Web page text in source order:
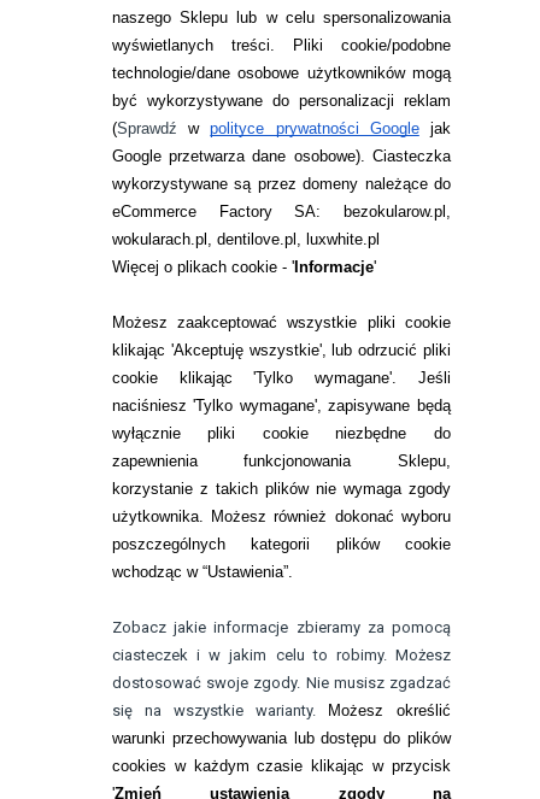
naszego Sklepu lub w celu spersonalizowania
wyświetlanych treści.
Pliki cookie/podobne
technologie/dane osobowe użytkowników mogą
być wykorzystywane do personalizacji reklam
(Sprawdźwpolityce prywatności Googlejak
Google przetwarza dane osobowe). Ciasteczka
wykorzystywane są przez domeny należące do
eCommerce Factory SA: bezokularow.pl,
wokularach.pl, dentilove.pl, luxwhite.pl
Więcej o plikach cookie - 'Informacje'
Możesz zaakceptować wszystkie pliki cookie
klikając 'Akceptuję wszystkie', lub odrzucić pliki
cookie klikając 'Tylko wymagane'. Jeśli
naciśniesz 'Tylko wymagane', zapisywane będą
wyłącznie pliki cookie niezbędne do
zapewnienia funkcjonowania Sklepu,
korzystanie z takich plików nie wymaga zgody
użytkownika. Możesz również dokonać wyboru
poszczególnych kategorii plików cookie
wchodząc w “Ustawienia”.
Zobacz jakie informacje zbieramy za pomocą
ciasteczek i w jakim celu to robimy. Możesz
dostosować swoje zgody. Nie musisz zgadzać
się na wszystkie warianty.
Możesz określić
warunki przechowywania lub dostępu do plików
cookies w każdym czasie klikając w przycisk
'Zmień ustawienia zgody na
INFORMACJE KONTAKTOWE
JAK ZAMAWIAĆ?
ZWROTY I REKLAMACJA
WARUNKI ZAKUPÓW
RANKINGI SOCZEWEK
SOCZEWKI KOLOROWE
Zwrot (odstąpienie od umowy)
ZMIEŃ USTAWIENIA ZGODY NA CIASTECZKA
KONTAKT
telefon:
22 113 44 42
telefon:
732 08 08 72
kontakt@bezokularow.pl